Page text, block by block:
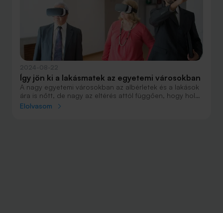
Így jön ki a lakásmatek az egyetemi városokban
A nagy egyetemi városokban az albérletek és a lakások
ára is nőtt, de nagy az eltérés attól függően, hogy hol
keresnek kiadó vagy eladó lakást a frissen felvett
Elolvasom